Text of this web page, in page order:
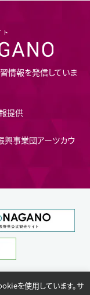
情報を発信していま
提供
興事業団アーツカウ
を使用しています。サ